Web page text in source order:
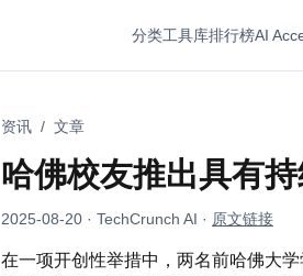
分类工具库排行榜AI
资讯 / 文章
哈佛校友推出具有
2025-08-20 · TechCrunch AI · 原文链接
在一项开创性举措中，两名前哈佛大